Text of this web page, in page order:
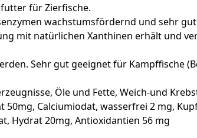
für Zierfische.
wachstumsfördernd und sehr
mit natürlichen Xanthinen erhält und
Sehr gut geeignet für Kampffische
Öle und Fette, Weich-und
Calciumiodat, wasserfrei 2 mg,
Hydrat 20mg, Antioxidantien 56 mg